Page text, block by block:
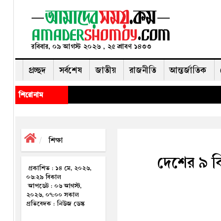
রবিবার, ০৯ আগস্ট ২০২৬ , ২৫ শ্রাবণ ১৪৩৩
প্রচ্ছদ সর্বশেষ জাতীয় রাজনীতি আন্তর্জাতিক
শিরোনাম
শিক্ষা
প্রকাশিত : ১৪ মে, ২০২৬,
০৬:২৯ বিকাল
আপডেট : ০৬ আগস্ট,
২০২৬, ০৭:০০ সকাল
প্রতিবেদক : নিউজ ডেস্ক
দেশের ৯